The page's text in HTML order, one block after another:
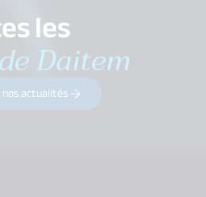
les
Daitem
actualités